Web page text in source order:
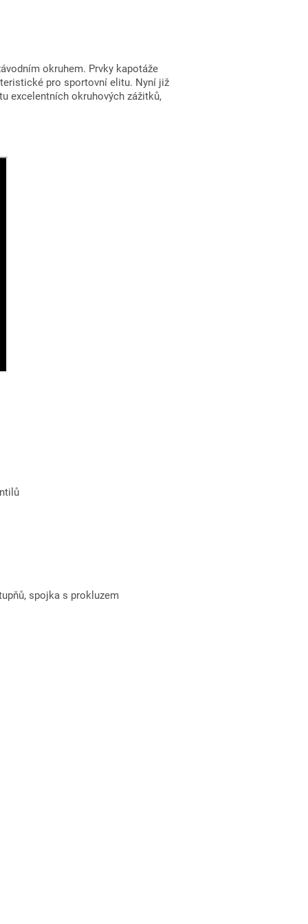
okruhem. Prvky kapotáže
pro sportovní elitu. Nyní již
excelentních okruhových zážitků,
spojka s prokluzem